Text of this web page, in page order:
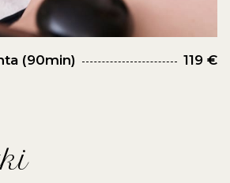
(90min) 119 €